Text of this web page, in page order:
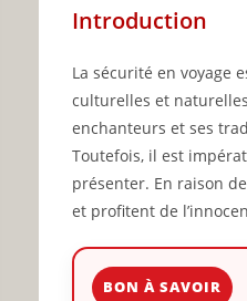
Introduction
La sécurité en voyage
culturelles et
enchanteurs et ses
Toutefois, il est
présenter. En raison
et profitent de
BON À SAVOIR